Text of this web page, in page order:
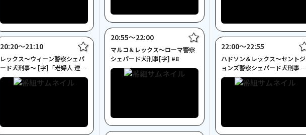
20:20〜21:10
レックス～ウィーン警察シェパ
ード犬刑事～ [字]「老婦人 連続
失踪」
20:55〜22:00
マルコ＆レックス～ローマ警察
シェパード犬刑事[字] #8
22:00〜22:55
ハドソン＆レックス～セントジ
ョンズ警察シェパード犬刑事 6
[字] #4